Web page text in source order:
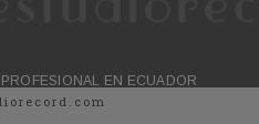
EN ECUADOR